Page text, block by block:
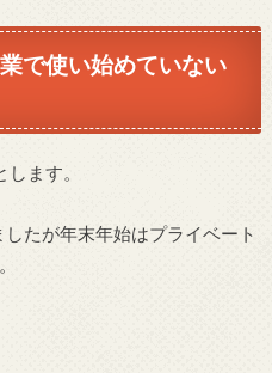
で使い始めていない
ます。
たが年末年始はプライベート